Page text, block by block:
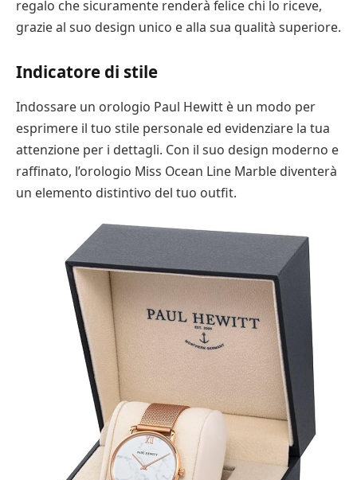
regalo che sicuramente renderà felice chi lo riceve,
grazie al suo design unico e alla sua qualità superiore.
Indicatore di stile
Indossare un orologio Paul Hewitt è un modo per
esprimere il tuo stile personale ed evidenziare la tua
attenzione per i dettagli. Con il suo design moderno e
raffinato, l’orologio Miss Ocean Line Marble diventerà
un elemento distintivo del tuo outfit.